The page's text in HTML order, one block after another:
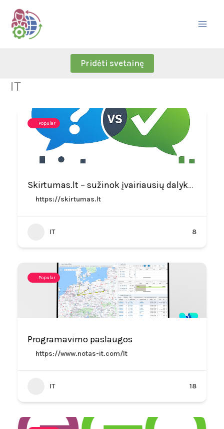
Skip
content
Pridėti svetainę
IT
Popular
Skirtumas.lt – sužinok įvairiausių dalykų skirtumus
https://skirtumas.lt
IT 8
Popular
Programavimo paslaugos
https://www.notas-it.com/lt
IT 18